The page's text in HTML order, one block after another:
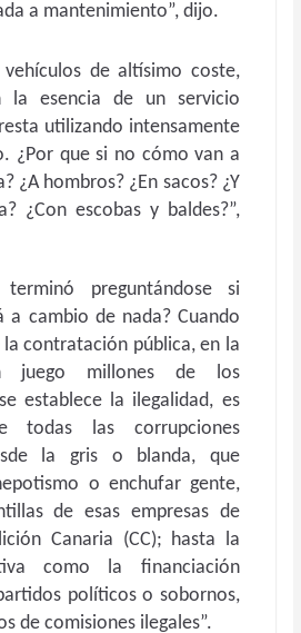
a mantenimiento”, dijo.
de altísimo coste,
la esencia de un servicio
utilizando intensamente
¿Por que si no cómo van a
¿A hombros? ¿En sacos? ¿Y
¿Con escobas y baldes?”,
terminó preguntándose si
a cambio de nada? Cuando
contratación pública, en la
juego millones de los
establece la ilegalidad, es
todas las corrupciones
la gris o blanda, que
o enchufar gente,
de esas empresas de
Canaria (CC); hasta la
como la financiación
políticos o sobornos,
de comisiones ilegales”.